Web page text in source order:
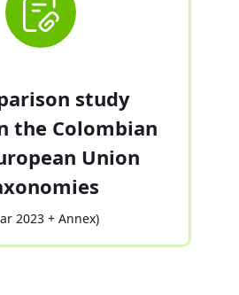
study
the Colombian
Union
2023 + Annex)